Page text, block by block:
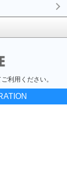
利用ください。